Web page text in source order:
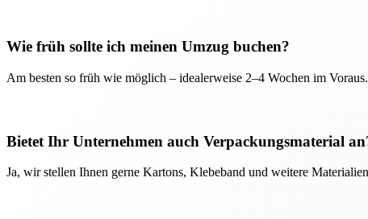
Wie früh sollte ich meinen Umzug buchen?
Am besten so früh wie möglich – idealerweise 2–4 Wochen im
Bietet Ihr Unternehmen auch Verpackungsmaterial
Ja, wir stellen Ihnen gerne Kartons, Klebeband und weitere